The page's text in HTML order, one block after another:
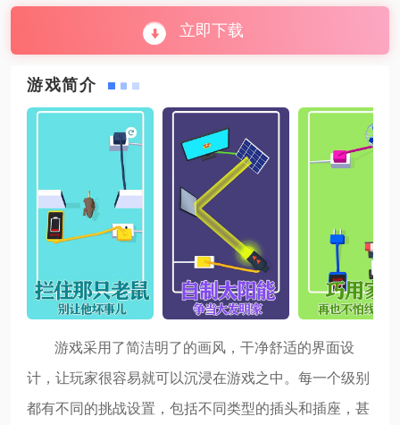
立即下载
游戏简介
游戏采用了简洁明了的画风，干净舒适的界面设
计，让玩家很容易就可以沉浸在游戏之中。每一个级别
都有不同的挑战设置，包括不同类型的插头和插座，甚